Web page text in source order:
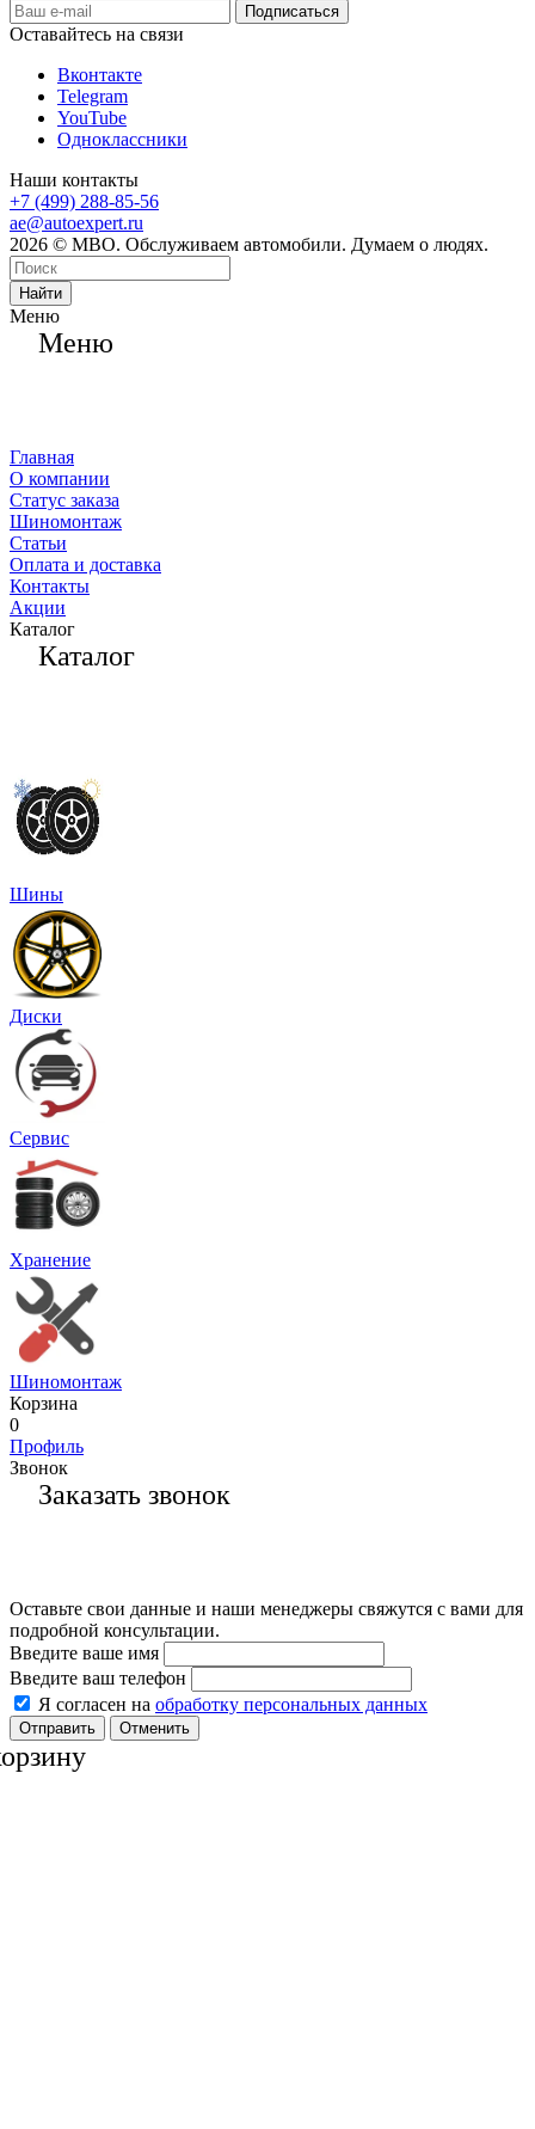
Оставайтесь на связи
Вконтакте
Telegram
YouTube
Одноклассники
Наши контакты
+7 (499) 288-85-56
ae@autoexpert.ru
2026 © МВО. Обслуживаем автомобили. Думаем о людях.
Найти
Меню
Меню
Главная
О компании
Статус заказа
Шиномонтаж
Статьи
Оплата и доставка
Контакты
Акции
Каталог
Каталог
Шины
Диски
Сервис
Хранение
Шиномонтаж
Корзина
0
Профиль
Звонок
Заказать звонок
Оставьте свои данные и наши менеджеры свяжутся с вами для
подробной консультации.
Введите ваше имя
Введите ваш телефон
Я согласен на обработку персональных данных
Отменить